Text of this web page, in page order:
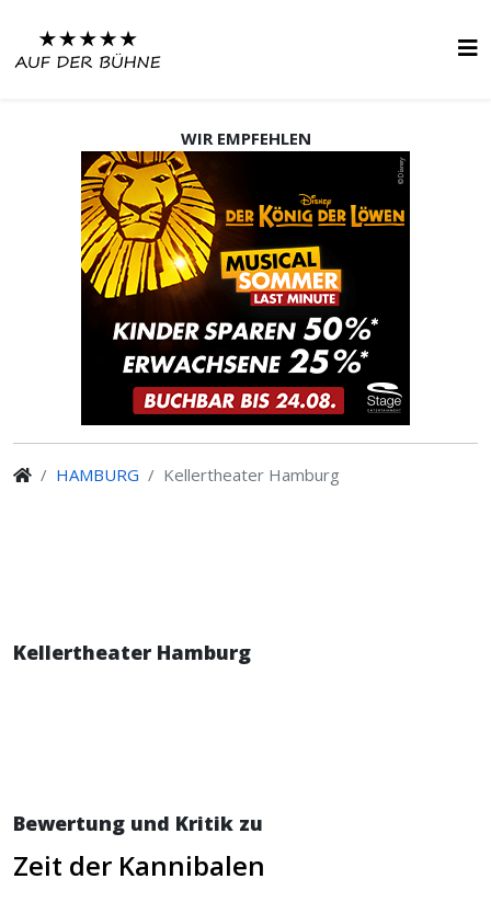
WIR EMPFEHLEN
HAMBURG Kellertheater Hamburg
Kellertheater Hamburg
Bewertung und Kritik zu
Zeit der Kannibalen